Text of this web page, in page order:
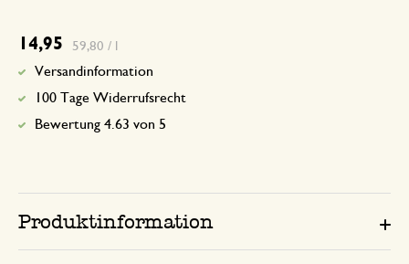
14,95 59,80 / l
Versandinformation
100 Tage Widerrufsrecht
Bewertung 4.63 von 5
Produktinformation